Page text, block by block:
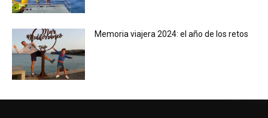
Memoria viajera 2024: el año de los retos